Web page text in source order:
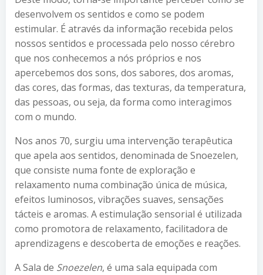
desenvolvem os sentidos e como se podem
estimular. É através da informação recebida pelos
nossos sentidos e processada pelo nosso cérebro
que nos conhecemos a nós próprios e nos
apercebemos dos sons, dos sabores, dos aromas,
das cores, das formas, das texturas, da temperatura,
das pessoas, ou seja, da forma como interagimos
com o mundo.
Nos anos 70, surgiu uma intervenção terapêutica
que apela aos sentidos, denominada de Snoezelen,
que consiste numa fonte de exploração e
relaxamento numa combinação única de música,
efeitos luminosos, vibrações suaves, sensações
tácteis e aromas. A estimulação sensorial é utilizada
como promotora de relaxamento, facilitadora de
aprendizagens e descoberta de emoções e reações.
A Sala de Snoezelen, é uma sala equipada com